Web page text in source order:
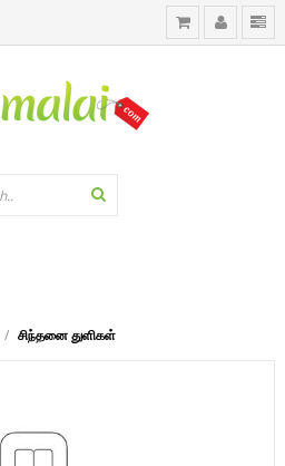
சிந்தனை துளிகள்